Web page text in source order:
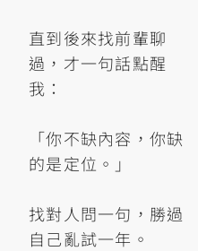
直到後來找前輩聊
過，才一句話點醒
我：
「你不缺內容，你缺
的是定位。」
找對人問一句，勝過
自己亂試一年。